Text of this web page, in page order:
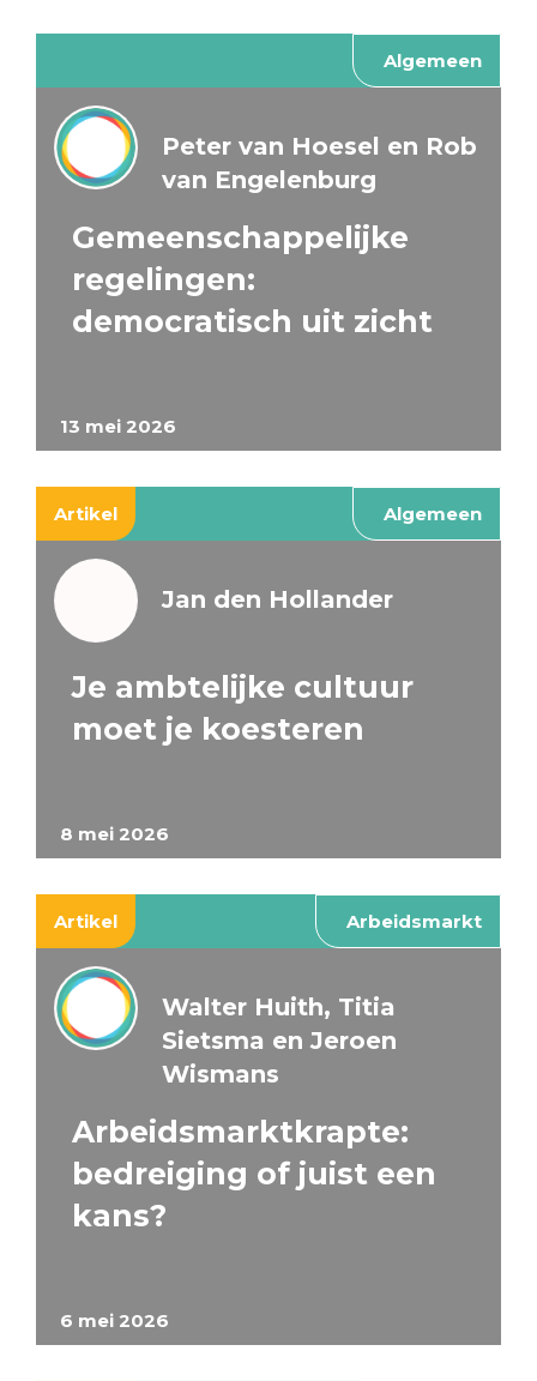
Algemeen
13 mei 2026
Peter van Hoesel en Rob
van Engelenburg
Gemeenschappelijke
regelingen:
democratisch uit zicht
Artikel Algemeen
8 mei 2026
Jan den Hollander
Je ambtelijke cultuur
moet je koesteren
Artikel Arbeidsmarkt
6 mei 2026
Walter Huith, Titia
Sietsma en Jeroen
Wismans
Arbeidsmarktkrapte:
bedreiging of juist een
kans?